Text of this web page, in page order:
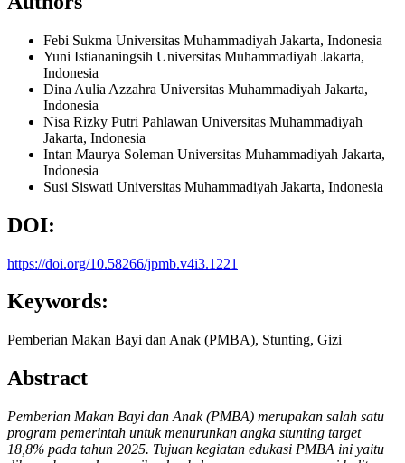
Febi Sukma Universitas Muhammadiyah Jakarta, Indonesia
Yuni Istiananingsih Universitas Muhammadiyah Jakarta,
Indonesia
Dina Aulia Azzahra Universitas Muhammadiyah Jakarta,
Indonesia
Nisa Rizky Putri Pahlawan Universitas Muhammadiyah
Jakarta, Indonesia
Intan Maurya Soleman Universitas Muhammadiyah Jakarta,
Indonesia
Susi Siswati Universitas Muhammadiyah Jakarta, Indonesia
DOI:
https://doi.org/10.58266/jpmb.v4i3.1221
Keywords:
Pemberian Makan Bayi dan Anak (PMBA), Stunting, Gizi
Abstract
Pemberian Makan Bayi dan Anak (PMBA) merupakan salah satu
program pemerintah untuk menurunkan angka stunting target
18,8% pada tahun 2025. Tujuan kegiatan edukasi PMBA ini yaitu